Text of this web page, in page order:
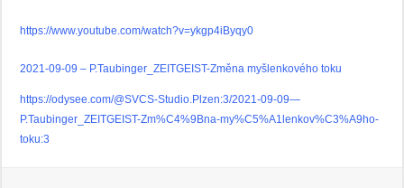
https://www.youtube.com/watch?v=ykgp4iByqy0
2021-09-09 – P.Taubinger_ZEITGEIST-Změna myšlenkového toku
https://odysee.com/@SVCS-Studio.Plzen:3/2021-09-09—
P.Taubinger_ZEITGEIST-Zm%C4%9Bna-my%C5%A1lenkov%C3%A9ho-
toku:3